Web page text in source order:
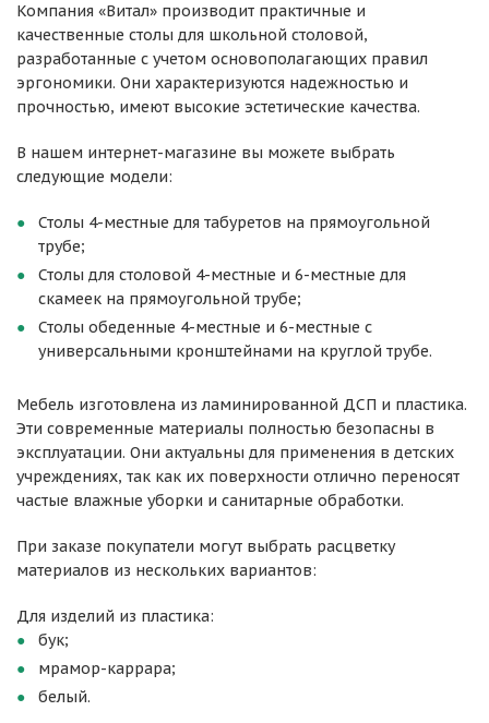
Компания «Витал» производит практичные и
качественные столы для школьной столовой,
разработанные с учетом основополагающих правил
эргономики. Они характеризуются надежностью и
прочностью, имеют высокие эстетические качества.
В нашем интернет-магазине вы можете выбрать
следующие модели:
Столы 4-местные для табуретов на прямоугольной
трубе;
Столы для столовой 4-местные и 6-местные для
скамеек на прямоугольной трубе;
Столы обеденные 4-местные и 6-местные с
универсальными кронштейнами на круглой трубе.
Мебель изготовлена из ламинированной ДСП и пластика.
Эти современные материалы полностью безопасны в
эксплуатации. Они актуальны для применения в детских
учреждениях, так как их поверхности отлично переносят
частые влажные уборки и санитарные обработки.
При заказе покупатели могут выбрать расцветку
материалов из нескольких вариантов:
Для изделий из пластика:
бук;
мрамор-каррара;
белый.